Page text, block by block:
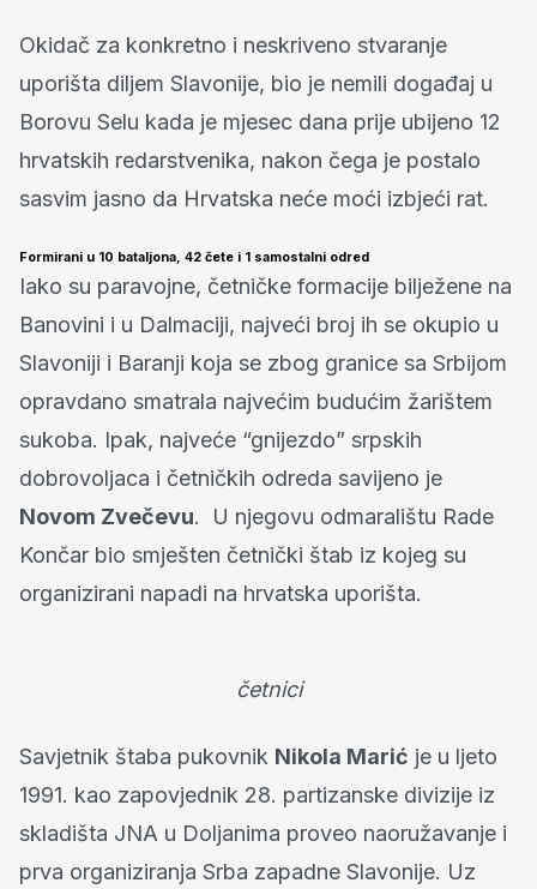
Okidač za konkretno i neskriveno stvaranje
uporišta diljem Slavonije, bio je nemili događaj u
Borovu Selu kada je mjesec dana prije ubijeno 12
hrvatskih redarstvenika, nakon čega je postalo
sasvim jasno da Hrvatska neće moći izbjeći rat.
Formirani u 10 bataljona, 42 čete i 1 samostalni odred
Iako su paravojne, četničke formacije bilježene na
Banovini i u Dalmaciji, najveći broj ih se okupio u
Slavoniji i Baranji koja se zbog granice sa Srbijom
opravdano smatrala najvećim budućim žarištem
sukoba. Ipak, najveće “gnijezdo” srpskih
dobrovoljaca i četničkih odreda savijeno je
Novom Zvečevu. U njegovu odmaralištu Rade
Končar bio smješten četnički štab iz kojeg su
organizirani napadi na hrvatska uporišta.
četnici
Savjetnik štaba pukovnik Nikola Marić je u ljeto
1991. kao zapovjednik 28. partizanske divizije iz
skladišta JNA u Doljanima proveo naoružavanje i
prva organiziranja Srba zapadne Slavonije. Uz